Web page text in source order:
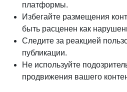
платформы.
Избегайте размещения
быть расценен как
Следите за реакцией
публикации.
Не используйте
продвижения вашего